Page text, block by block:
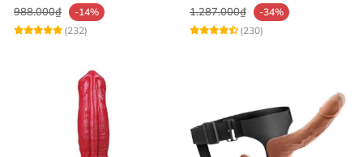
988.000₫
-14%
(232)
1.287.000₫
-34%
(230)